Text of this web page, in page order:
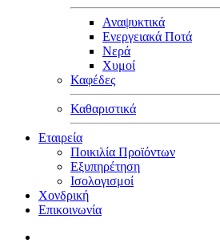
Αναψυκτικά
Ενεργειακά Ποτά
Νερά
Χυμοί
Καφέδες
Καθαριστικά
Εταιρεία
Ποικιλία Προϊόντων
Εξυπηρέτηση
Ισολογισμοί
Χονδρική
Επικοινωνία